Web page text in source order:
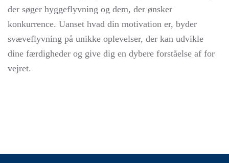
der søger hyggeflyvning og dem, der ønsker
konkurrence. Uanset hvad din motivation er, byder
svæveflyvning på unikke oplevelser, der kan udvikle
dine færdigheder og give dig en dybere forståelse af for
vejret.